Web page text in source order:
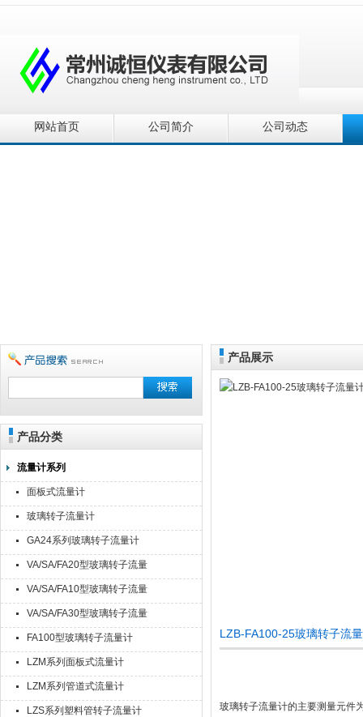
网站首页 公司简介 公司动态
产品分类
流量计系列
面板式流量计
玻璃转子流量计
GA24系列玻璃转子流量计
VA/SA/FA20型玻璃转子流量
计
VA/SA/FA10型玻璃转子流量
计
VA/SA/FA30型玻璃转子流量
计
FA100型玻璃转子流量计
LZM系列面板式流量计
LZM系列管道式流量计
LZS系列塑料管转子流量计
产品展示
LZB-FA100-25玻璃转子流
玻璃转子流量计的主要测量元件